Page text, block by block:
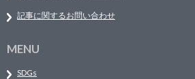
記事に関するお問い合わせ
MENU
SDGs